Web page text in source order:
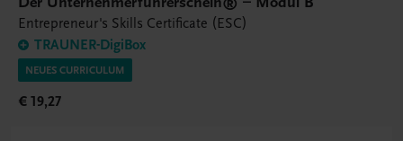
Entrepreneur's Skills Certificate (ESC)
TRAUNER-DigiBox
NEUES CURRICULUM
€ 19,27